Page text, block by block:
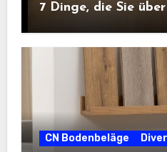
7 Dinge, die Sie
CN Bodenbeläge